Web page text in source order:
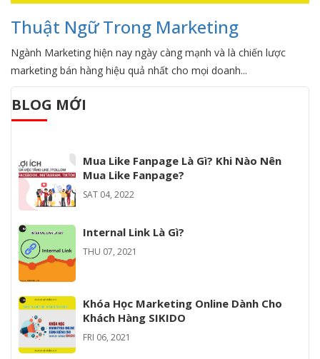
Thuật Ngữ Trong Marketing
Ngành Marketing hiện nay ngày càng mạnh và là chiến lược
marketing bán hàng hiệu quả nhất cho mọi doanh...
BLOG MỚI
Mua Like Fanpage Là Gì? Khi Nào Nên
Mua Like Fanpage?
SAT 04, 2022
Internal Link Là Gì?
THU 07, 2021
Khóa Học Marketing Online Dành Cho
Khách Hàng SIKIDO
FRI 06, 2021